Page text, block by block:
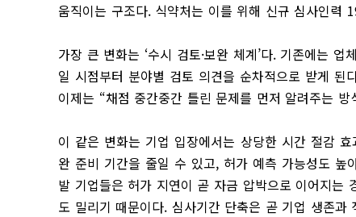
움직이는 구조다. 식약처는 이를 위해 신규 심사인력
가장 큰 변화는 ‘수시 검토·보완 체계’다. 기존에는
일 시점부터 분야별 검토 의견을 순차적으로 받게
이제는 “채점 중간중간 틀린 문제를 먼저 알려주는 방
이 같은 변화는 기업 입장에서는 상당한 시간 절감
완 준비 기간을 줄일 수 있고, 허가 예측 가능성도 높
발 기업들은 허가 지연이 곧 자금 압박으로 이어지는
도 밀리기 때문이다. 심사기간 단축은 곧 기업 생존과